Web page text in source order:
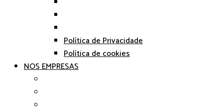
Política de Privacidade
Política de cookies
NOS EMPRESAS